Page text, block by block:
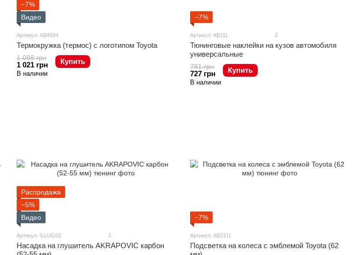
−7%
Видео
Артикул: AB4504
Термокружка (термос) с логотипом Toyota
1 098 грн
1 021 грн Купить
В наличии
−7%
Артикул: AB111 2
Тюнинговые наклейки на кузов автомобиля
универсальные
781 грн
727 грн Купить
В наличии
Распродажа
−5%
Видео
Артикул: GLUG02 1
Насадка на глушитель AKRAPOVIC карбон
−7%
Артикул: AB2311
Подсветка на колеса с эмблемой Toyota (62